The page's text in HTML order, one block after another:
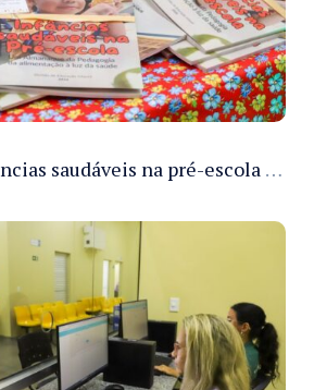
Almanaque Infâncias saudáveis na pré-escola é lançado pela Semed para apoiar hábitos alimentares na rede municipal